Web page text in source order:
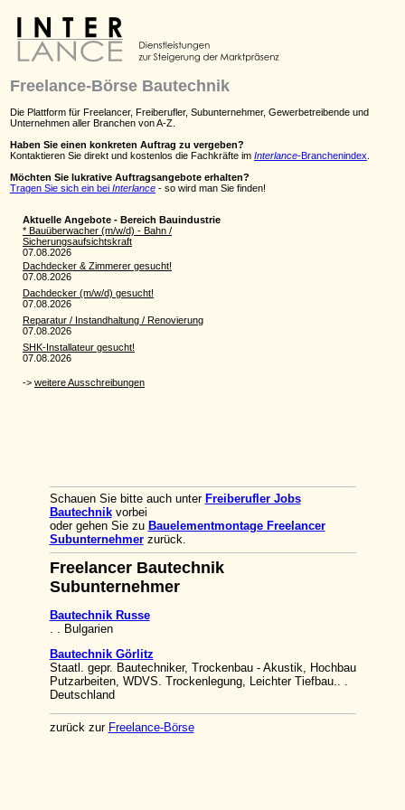
Freelance-Börse Bautechnik
Die Plattform für Freelancer, Freiberufler, Subunternehmer, Gewerbetreibende und
Unternehmen aller Branchen von A-Z.
Haben Sie einen konkreten Auftrag zu vergeben?
Kontaktieren Sie direkt und kostenlos die Fachkräfte im Interlance-Branchenindex
Möchten Sie lukrative Auftragsangebote erhalten?
Tragen Sie sich ein bei Interlance - so wird man Sie finden!
Schauen Sie bitte auch unter Freiberufler Jobs
Bautechnikvorbei
oder gehen Sie zu Bauelementmontage Freelancer
Subunternehmerzurück.
Freelancer Bautechnik
Subunternehmer
Bautechnik Russe
. . Bulgarien
Bautechnik Görlitz
Staatl. gepr. Bautechniker, Trockenbau - Akustik, Hochbau
Putzarbeiten, WDVS. Trockenlegung, Leichter Tiefbau.. .
Deutschland
zurück zur Freelance-Börse